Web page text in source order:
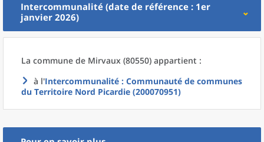
Intercommunalité (date de référence : 1er
janvier 2026)
La commune de Mirvaux (80550) appartient :
à l'Intercommunalité : Communauté de communes
du Territoire Nord Picardie (200070951)